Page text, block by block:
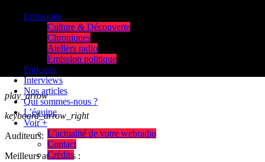
play_arrow
keyboard_arrow_right
Auditeurs:
Meilleurs auditeurs :
Emissions
Culture & Découverte
Chroniques
Ateliers radio
Emission politique
Podcasts
Interviews
Nos articles
Qui sommes-nous ?
L’équipe
Voir +
L’actualité de votre webradio
Contact
Crédits